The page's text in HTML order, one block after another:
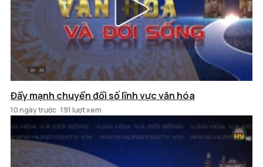
Đẩy mạnh chuyển đổi số lĩnh vực văn hóa
10 ngày trước 191 lượt xem